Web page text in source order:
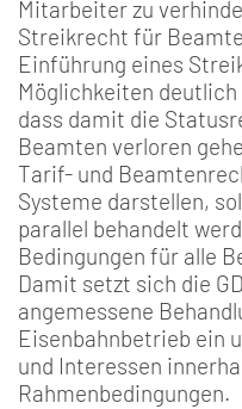
Mitarbeiter zu
Streikrecht für
Einführung eines
Möglichkeiten
dass damit die
Beamten verloren
Tarif- und
Systeme darstellen,
parallel behandelt
Bedingungen für alle
Damit setzt sich die
angemessene
Eisenbahnbetrieb ein
und Interessen
Rahmenbedingungen.